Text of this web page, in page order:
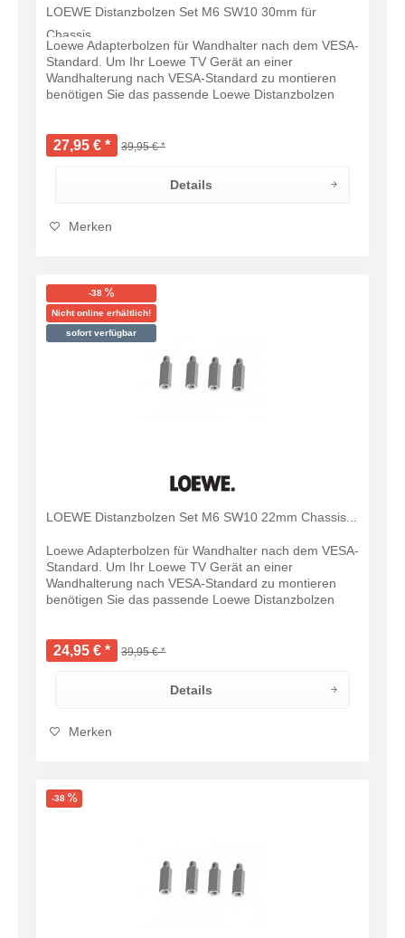
LOEWE Distanzbolzen Set M6 SW10 30mm für
Chassis...
Loewe Adapterbolzen für Wandhalter nach dem VESA-
Standard. Um Ihr Loewe TV Gerät an einer
Wandhalterung nach VESA-Standard zu montieren
benötigen Sie das passende Loewe Distanzbolzen
27,95 € * 39,95 € *
Details
Merken
-38
Nicht online erhältlich!
sofort verfügbar
LOEWE Distanzbolzen Set M6 SW10 22mm Chassis...
Loewe Adapterbolzen für Wandhalter nach dem VESA-
Standard. Um Ihr Loewe TV Gerät an einer
Wandhalterung nach VESA-Standard zu montieren
benötigen Sie das passende Loewe Distanzbolzen
24,95 € * 39,95 € *
Details
Merken
-38